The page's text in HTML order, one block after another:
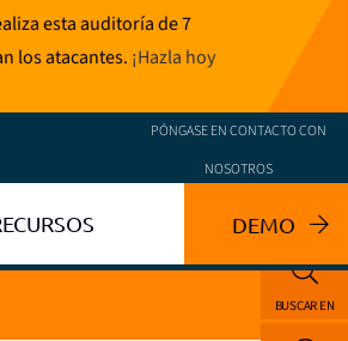
esta auditoría de 7
los atacantes. ¡Hazla hoy
PÓNGASE EN CONTACTO CON
NOSOTROS
DEMO
BUSCAR EN